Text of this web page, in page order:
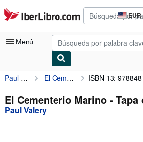
Pasar al contenido principal
IberLibro.com EUR
de
del
Menú
Mi cuenta
Consultar mis pedidos
Búsqueda avanzada
Paul Valery El Cementerio Marino ISBN 13:
El Cementerio Marino - Tapa
Paul Valery